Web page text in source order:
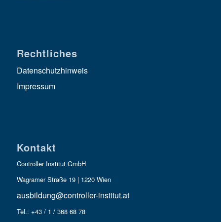
Rechtliches
Datenschutzhinweis
Impressum
Kontakt
Controller Institut GmbH
Wagramer Straße 19 | 1220 Wien
ausbildung@controller-institut.at
Tel.: +43 / 1 / 368 68 78